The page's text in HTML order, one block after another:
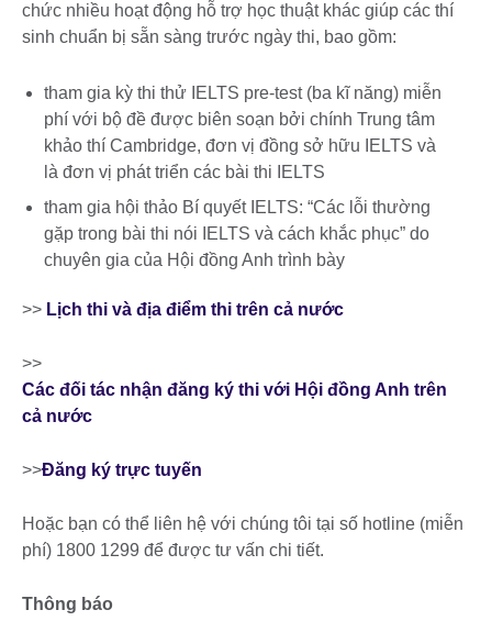
chức nhiều hoạt động hỗ trợ học thuật khác giúp các thí
sinh chuẩn bị sẵn sàng trước ngày thi, bao gồm:
tham gia kỳ thi thử IELTS pre-test (ba kĩ năng) miễn
phí với bộ đề được biên soạn bởi chính Trung tâm
khảo thí Cambridge, đơn vị đồng sở hữu IELTS và
là đơn vị phát triển các bài thi IELTS
tham gia hội thảo Bí quyết IELTS: “Các lỗi thường
gặp trong bài thi nói IELTS và cách khắc phục” do
chuyên gia của Hội đồng Anh trình bày
>> Lịch thi và địa điểm thi trên cả nước
>>
Các đối tác nhận đăng ký thi với Hội đồng Anh trên
cả nước
>>Đăng ký trực tuyến
Hoặc bạn có thể liên hệ với chúng tôi tại số hotline (miễn
phí) 1800 1299 để được tư vấn chi tiết.
Thông báo